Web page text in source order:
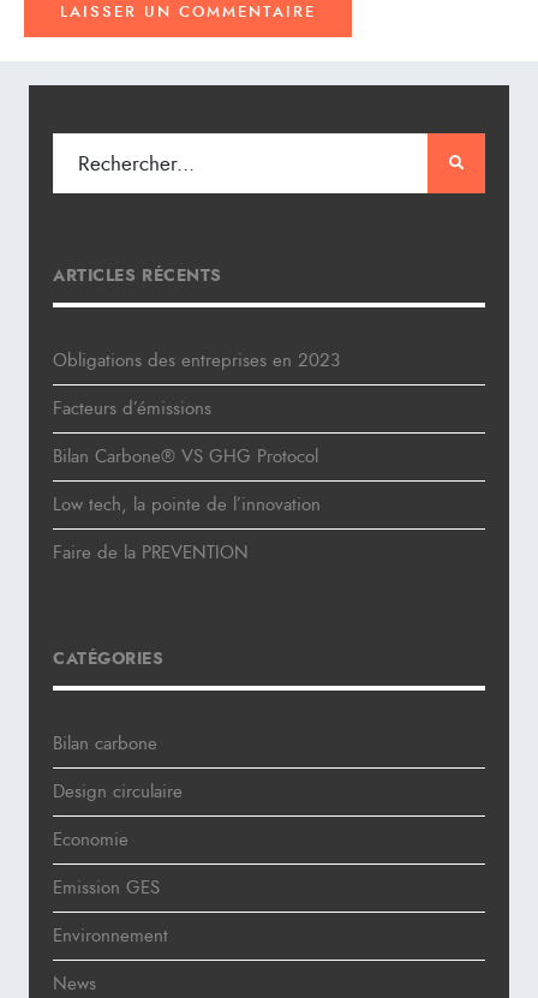
ARTICLES RÉCENTS
Obligations des entreprises en 2023
Facteurs d’émissions
Bilan Carbone® VS GHG Protocol
Low tech, la pointe de l’innovation
Faire de la PREVENTION
CATÉGORIES
Bilan carbone
Design circulaire
Economie
Emission GES
Environnement
News